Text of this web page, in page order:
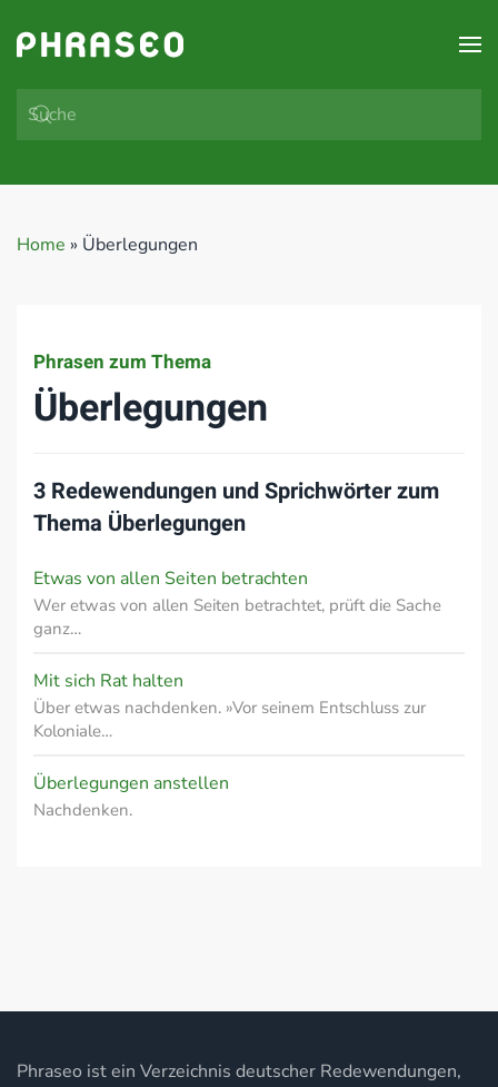
Zum Hauptinhalt springen
Home » Überlegungen
Phrasen zum Thema
Überlegungen
3 Redewendungen und Sprichwörter zum
Thema Überlegungen
Etwas von allen Seiten betrachten
Wer etwas von allen Seiten betrachtet, prüft die Sache
ganz…
Mit sich Rat halten
Über etwas nachdenken. »Vor seinem Entschluss zur
Koloniale…
Überlegungen anstellen
Nachdenken.
Phraseo ist ein Verzeichnis deutscher Redewendungen,